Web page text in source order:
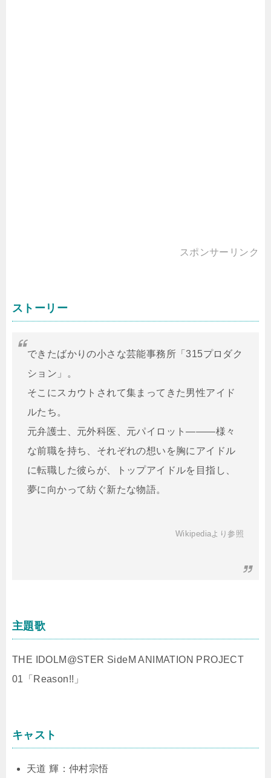
スポンサーリンク
ストーリー
できたばかりの小さな芸能事務所「315プロダク
ション」。
そこにスカウトされて集まってきた男性アイド
ルたち。
元弁護士、元外科医、元パイロット―――様々
な前職を持ち、それぞれの想いを胸にアイドル
に転職した彼らが、トップアイドルを目指し、
夢に向かって紡ぐ新たな物語。
Wikipediaより参照
主題歌
THE IDOLM@STER SideM ANIMATION PROJECT
01「Reason!!」
キャスト
天道 輝：仲村宗悟